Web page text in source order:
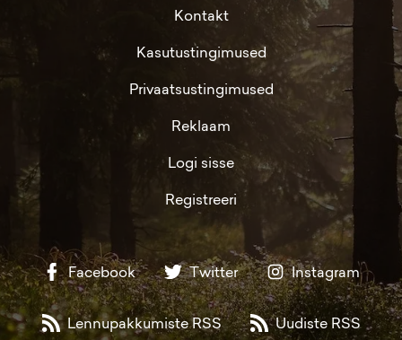
Kontakt
Kasutustingimused
Privaatsustingimused
Reklaam
Logi sisse
Registreeri
Facebook Twitter Instagram
Lennupakkumiste RSS Uudiste RSS